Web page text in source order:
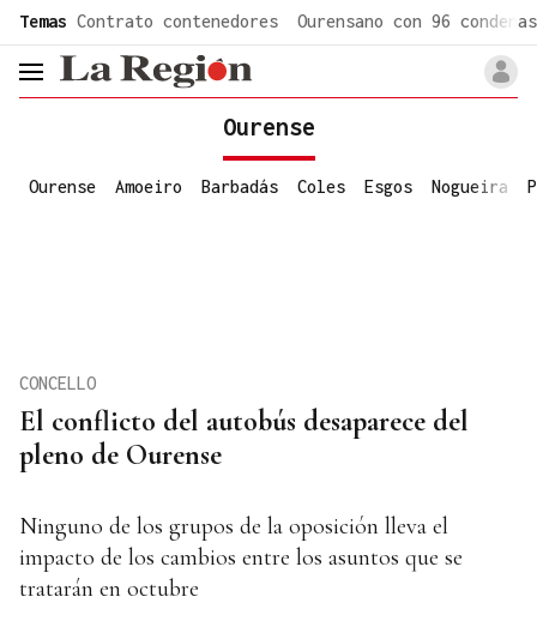
Temas Contrato contenedores Ourensano con 96 condenas
header.menu.open
Ourense
Ourense Amoeiro Barbadás Coles Esgos Nogueira
El conflicto del autobús desaparece del
pleno de Ourense
CONCELLO
Ninguno de los grupos de la oposición lleva el
impacto de los cambios entre los asuntos que se
tratarán en octubre